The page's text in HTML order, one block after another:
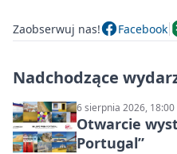
Zaobserwuj nas! Facebook
Nadchodzące
6 sierpnia 2026, 18:00
Otwarcie
Portugal”